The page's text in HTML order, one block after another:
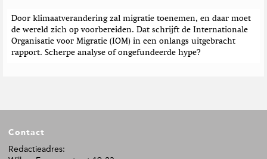
Door klimaatverandering zal migratie toenemen, en daar moet
de wereld zich op voorbereiden. Dat schrijft de Internationale
Organisatie voor Migratie (IOM) in een onlangs uitgebracht
rapport. Scherpe analyse of ongefundeerde hype?
oContact
Redactieadres: